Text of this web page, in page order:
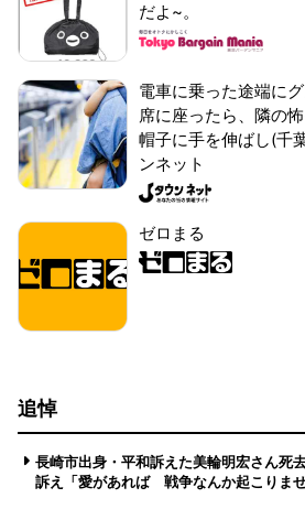
だよ~。
電車に乗った途端に
席に座ったら、隣の
帽子に手を伸ばし(千
ンネット
ゼロまる
追悼
長崎市出身・平和訴えた美輪明宏さん
訴え「愛があれば 戦争なんか起こりませ